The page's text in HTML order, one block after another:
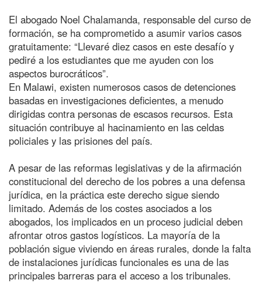
El abogado Noel Chalamanda, responsable del curso de
formación, se ha comprometido a asumir varios casos
gratuitamente: “Llevaré diez casos en este desafío y
pediré a los estudiantes que me ayuden con los
aspectos burocráticos”.
En Malawi, existen numerosos casos de detenciones
basadas en investigaciones deficientes, a menudo
dirigidas contra personas de escasos recursos. Esta
situación contribuye al hacinamiento en las celdas
policiales y las prisiones del país.
A pesar de las reformas legislativas y de la afirmación
constitucional del derecho de los pobres a una defensa
jurídica, en la práctica este derecho sigue siendo
limitado. Además de los costes asociados a los
abogados, los implicados en un proceso judicial deben
afrontar otros gastos logísticos. La mayoría de la
población sigue viviendo en áreas rurales, donde la falta
de instalaciones jurídicas funcionales es una de las
principales barreras para el acceso a los tribunales.